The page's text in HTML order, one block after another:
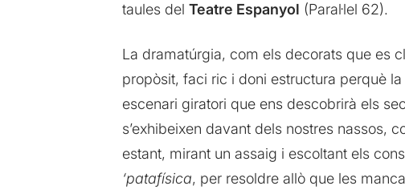
taules del Teatre Espanyol (Paral·lel 62).
La dramatúrgia, com els decorats que es
propòsit, faci ric i doni estructura perquè
escenari giratori que ens descobrirà els
s’exhibeixen davant dels nostres nassos,
estant, mirant un assaig i escoltant els
‘patafísica, per resoldre allò que les